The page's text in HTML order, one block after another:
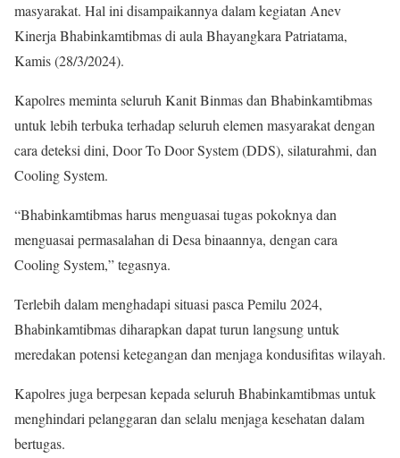
masyarakat. Hal ini disampaikannya dalam kegiatan Anev
Kinerja Bhabinkamtibmas di aula Bhayangkara Patriatama,
Kamis (28/3/2024).
Kapolres meminta seluruh Kanit Binmas dan Bhabinkamtibmas
untuk lebih terbuka terhadap seluruh elemen masyarakat dengan
cara deteksi dini, Door To Door System (DDS), silaturahmi, dan
Cooling System.
“Bhabinkamtibmas harus menguasai tugas pokoknya dan
menguasai permasalahan di Desa binaannya, dengan cara
Cooling System,” tegasnya.
Terlebih dalam menghadapi situasi pasca Pemilu 2024,
Bhabinkamtibmas diharapkan dapat turun langsung untuk
meredakan potensi ketegangan dan menjaga kondusifitas wilayah.
Kapolres juga berpesan kepada seluruh Bhabinkamtibmas untuk
menghindari pelanggaran dan selalu menjaga kesehatan dalam
bertugas.